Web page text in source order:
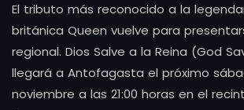
El tributo más reconocido a la
británica Queen vuelve para
regional. Dios Salve a la Reina (God
llegará a Antofagasta el próximo
noviembre a las 21:00 horas en el